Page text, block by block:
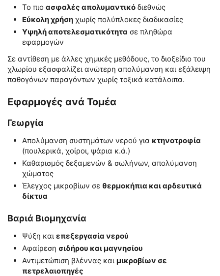
Το πιο ασφαλές απολυμαντικό διεθνώς
Εύκολη χρήση χωρίς πολύπλοκες διαδικασίες
Υψηλή αποτελεσματικότητα σε πληθώρα
εφαρμογών
Σε αντίθεση με άλλες χημικές μεθόδους, το διοξείδιο του
χλωρίου εξασφαλίζει ανώτερη απολύμανση και εξάλειψη
παθογόνων παραγόντων χωρίς τοξικά κατάλοιπα.
Εφαρμογές ανά Τομέα
Γεωργία
Απολύμανση συστημάτων νερού για κτηνοτροφία
(πουλερικά, χοίροι, ψάρια κ.ά.)
Καθαρισμός δεξαμενών & σωλήνων, απολύμανση
χώματος
Έλεγχος μικροβίων σε θερμοκήπια και αρδευτικά
δίκτυα
Βαριά Βιομηχανία
Ψύξη και επεξεργασία νερού
Αφαίρεση σιδήρου και μαγνησίου
Αντιμετώπιση βλέννας και μικροβίων σε
πετρελαιοπηγές